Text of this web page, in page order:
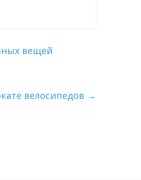
вещей
велосипедов →